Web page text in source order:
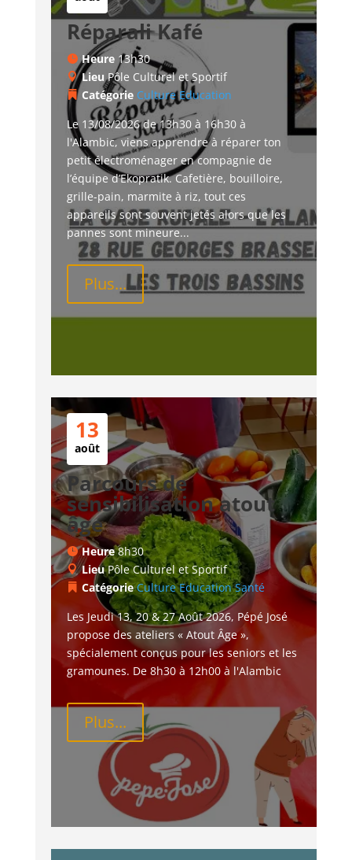
Réparali Kafé
Heure 13h30
LieuPôle Culturel et Sportif
Catégorie Culture Education
Le 13/08/2026 de 13h30 à 16h30 à
l'Alambic, viens apprendre à réparer ton
petit électroménager en compagnie de
l’équipe d’Ekopratik. Cafetière, bouilloire,
grille-pain, marmite à riz, tout ces
appareils sont souvent jetés alors que les
pannes sont mineure...
Plus...
13
août
Parcours de
sensibilisation atout
âge
Heure8h30
LieuPôle Culturel et Sportif
CatégorieCulture Education Santé
Les Jeudi 13, 20 & 27 Août 2026, Pépé José
propose des ateliers « Atout Âge »,
spécialement conçus pour les seniors et les
gramounes. De 8h30 à 12h00 à l'Alambic
Plus...